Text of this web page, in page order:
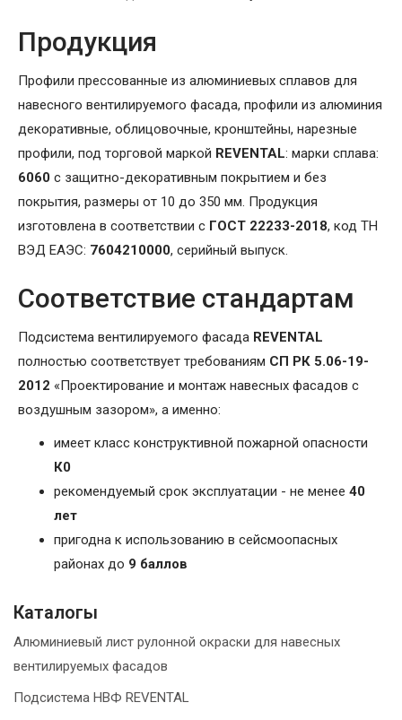
Продукция
Профили прессованные из алюминиевых сплавов для
навесного вентилируемого фасада, профили из алюминия
декоративные, облицовочные, кронштейны, нарезные
профили, под торговой маркой REVENTAL: марки сплава:
6060 с защитно-декоративным покрытием и без
покрытия, размеры от 10 до 350 мм. Продукция
изготовлена в соответствии с ГОСТ 22233-2018, код ТН
ВЭД ЕАЭС: 7604210000, серийный выпуск.
Соответствие стандартам
Подсистема вентилируемого фасада REVENTAL
полностью соответствует требованиям СП РК 5.06-19-
2012 «Проектирование и монтаж навесных фасадов с
воздушным зазором», а именно:
имеет класс конструктивной пожарной опасности
К0
рекомендуемый срок эксплуатации - не менее 40
лет
пригодна к использованию в сейсмоопасных
районах до 9 баллов
Каталогы
Алюминиевый лист рулонной окраски для навесных
вентилируемых фасадов
Подсистема НВФ REVENTAL